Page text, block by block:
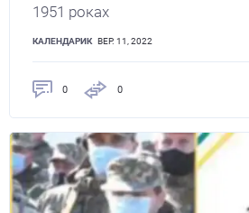
1951 роках
КАЛЕНДАРИК ВЕР. 11, 2022
0 0